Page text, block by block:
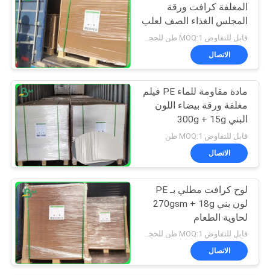
المغلفة كرافت ورقة
المجلس الغذاء الصف لعلب
الوجبات الجاهزة
الاتصال
مادة مقاومة للماء PE فيلم
مغلفة ورقة بيضاء اللون
البني 300g + 15g
قابل للتفاوض MOQ:1 طن
الاتصال
لوح كرافت مطلي بـ PE
لون بني 270gsm + 18g
لحاوية الطعام
قابل للتفاوض MOQ:1 طن للحجم العادي و 10 طن للحجم الخاص
الاتصال